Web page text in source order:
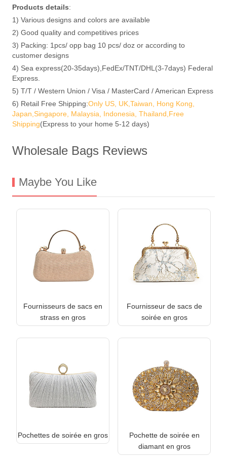
Products details:
1) Various designs and colors are available
2) Good quality and competitives prices
3) Packing: 1pcs/ opp bag 10 pcs/ doz or according to
customer designs
4) Sea express(20-35days),FedEx/TNT/DHL(3-7days) Federal
Express.
5) T/T / Western Union / Visa / MasterCard / American Express
6) Retail Free Shipping:Only US, UK,Taiwan, Hong Kong,
Japan,Singapore, Malaysia, Indonesia, Thailand,Free
Shipping(Express to your home 5-12 days)
Wholesale Bags Reviews
Maybe You Like
Fournisseurs de sacs en
strass en gros
Fournisseur de sacs de
soirée en gros
Pochettes de soirée en gros
Pochette de soirée en
diamant en gros